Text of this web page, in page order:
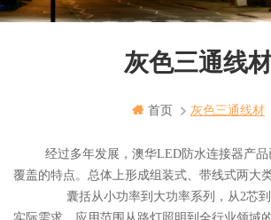
灰色三通线
首页 灰色三通线材
经过多年发展，澳华LED防水连接器产品
覆盖的特点。总体上形成组装式、带线式两大类
囊括从小功率到大功率系列，从2芯到